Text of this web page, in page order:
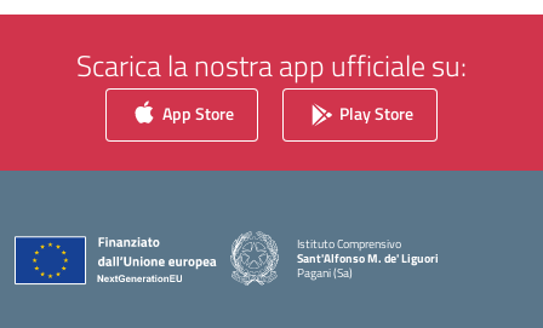
Scarica la nostra app ufficiale su:
App Store Play Store
Istituto Comprensivo
Sant'Alfonso M. de' Liguori
Pagani (Sa)
— Visita la pagina iniziale della scuola